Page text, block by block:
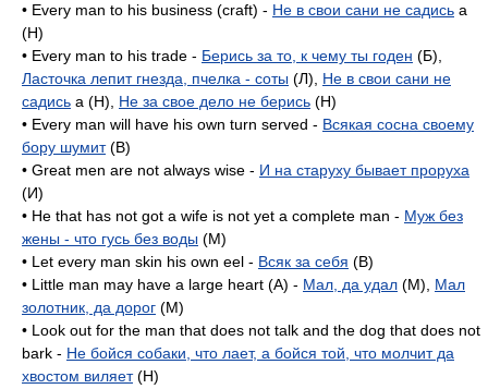
• Every man to his business (craft) - Не в свои сани не садись a
(H)
• Every man to his trade - Берись за то, к чему ты годен (Б),
Ласточка лепит гнезда, пчелка - соты (Л), Не в свои сани не
садись a (H), Не за свое дело не берись (H)
• Every man will have his own turn served - Всякая сосна своему
бору шумит(B)
• Great men are not always wise - И на старуху бывает проруха
(И)
• He that has not got a wife is not yet a complete man - Муж без
жены - что гусь без воды (M)
• Let every man skin his own eel - Всяк за себя (B)
• Little man may have a large heart (A) - Мал, да удал (M), Мал
золотник, да дорог (M)
• Look out for the man that does not talk and the dog that does not
bark - Не бойся собаки, что лает, а бойся той, что молчит да
хвостом виляет(H)